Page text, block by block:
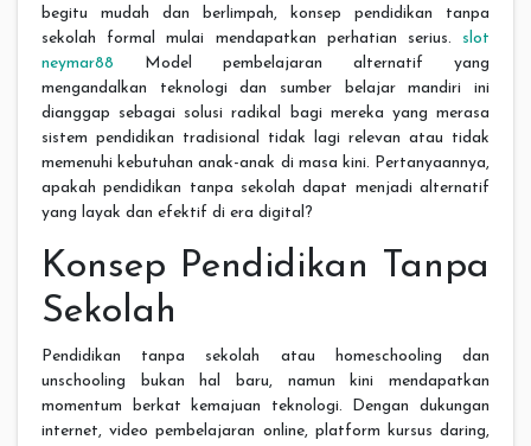
begitu mudah dan berlimpah, konsep pendidikan tanpa
sekolah formal mulai mendapatkan perhatian serius. slot
neymar88 Model pembelajaran alternatif yang
mengandalkan teknologi dan sumber belajar mandiri ini
dianggap sebagai solusi radikal bagi mereka yang merasa
sistem pendidikan tradisional tidak lagi relevan atau tidak
memenuhi kebutuhan anak-anak di masa kini. Pertanyaannya,
apakah pendidikan tanpa sekolah dapat menjadi alternatif
yang layak dan efektif di era digital?
Konsep Pendidikan Tanpa
Sekolah
Pendidikan tanpa sekolah atau homeschooling dan
unschooling bukan hal baru, namun kini mendapatkan
momentum berkat kemajuan teknologi. Dengan dukungan
internet, video pembelajaran online, platform kursus daring,